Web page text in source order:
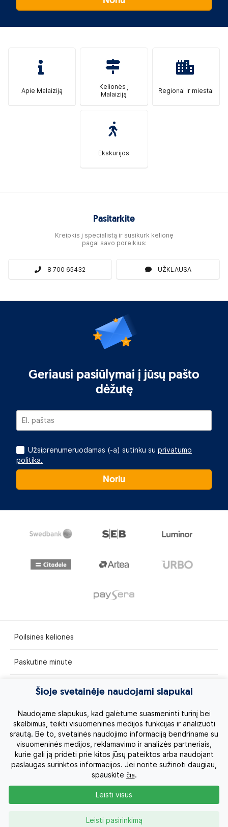
Apie Malaiziją
Kelionės į
Malaiziją
Regionai ir miestai
Ekskurijos
Pasitarkite
Kreipkis į specialistą ir susikurk kelionę
pagal savo poreikius:
8 700 65432 UŽKLAUSA
Geriausi pasiūlymai į jūsų pašto
dėžutę
Užsiprenumeruodamas (-a) sutinku su privatumo
politika.
Noriu
Poilsinės kelionės
Paskutinė minutė
Egzotinės kelionės
Kruizai
Kelionės po Lietuvą
Apie mus
Privatumo politika
Šioje svetainėje naudojami slapukai
Naudojame slapukus, kad galėtume suasmeninti turinį bei
skelbimus, teikti visuomeninės medijos funkcijas ir analizuoti
srautą. Be to, svetainės naudojimo informaciją bendriname su
visuomeninės medijos, reklamavimo ir analizės partneriais,
kurie gali ją pridėti prie kitos jūsų pateiktos arba naudojant
paslaugas surinktos informacijos. Jei norite sužinoti daugiau,
spauskite čia.
Leisti pasirinkimą
Leisti visus